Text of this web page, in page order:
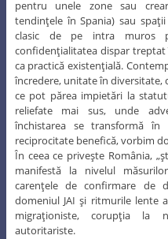
pentru unele zone sau
tendinţele în Spania) sau
clasic de pe intra muros
confidenţialitatea dispar
ca practică existenţială.
încredere, unitate în diversitate,
ce pot părea impietări la
reliefate mai sus, unde
închistarea se transformă în
reciprocitate benefică, vorbim
În ceea ce priveşte România,
manifestă la nivelul
carenţele de confirmare de
domeniul JAI şi ritmurile lente
migraţioniste, corupţia la
autoritariste.